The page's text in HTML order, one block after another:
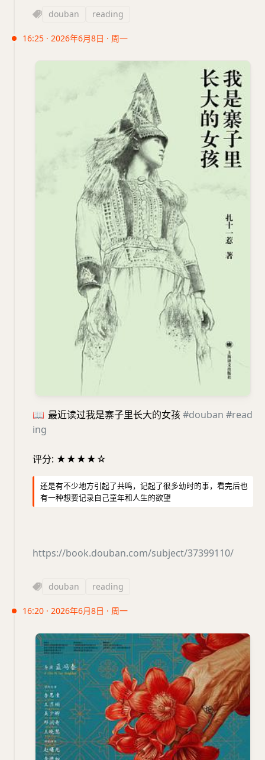
douban reading
16:25 · 2026年6月8日 · 周一
📖 最近读过我是寨子里长大的女孩#douban #read
ing
评分: ★★★★☆
还是有不少地方引起了共鸣，记起了很多幼时的事，看完后也
有一种想要记录自己童年和人生的欲望
https://book.douban.com/subject/37399110/
douban reading
16:20 · 2026年6月8日 · 周一